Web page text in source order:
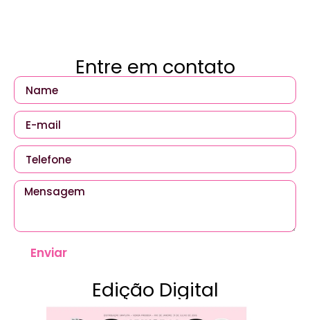
Entre em contato
Enviar
Edição Digital